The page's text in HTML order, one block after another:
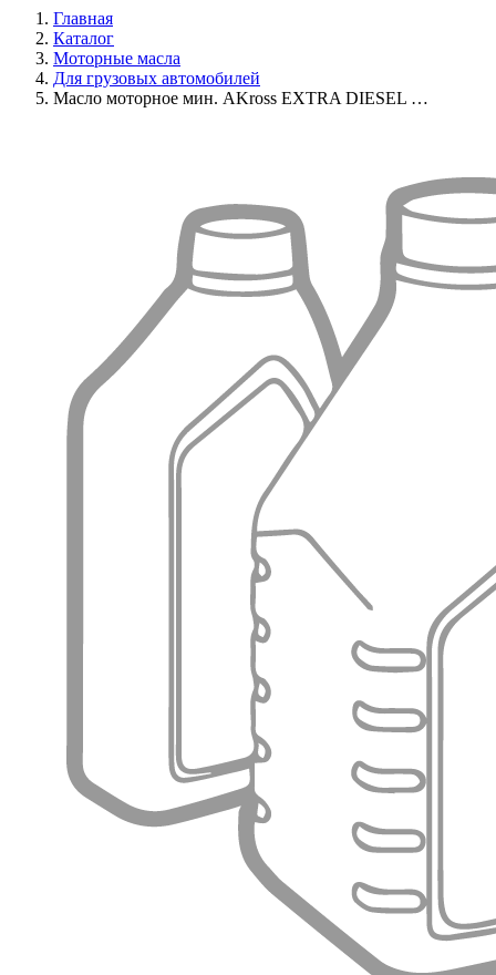
Главная
Каталог
Моторные масла
Для грузовых автомобилей
Масло моторное мин. AKross EXTRA DIESEL …